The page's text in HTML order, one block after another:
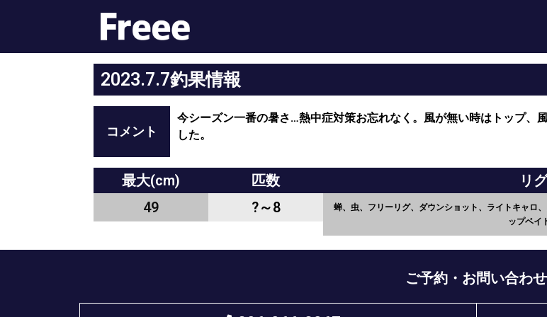
2023.7.7釣果情報
コメント
今シーズン一番の暑さ…熱中症対策お忘れなく。風が無い時はトップ、
した。
最大(cm)
49
匹数
?～8
リグ
蝉、虫、フリーリグ、ダウンショット、ライトキャロ
ップベイ
ご予約・お問い合わせ